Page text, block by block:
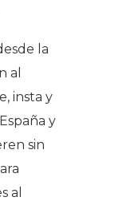
la
al
insta y
y
sin
al